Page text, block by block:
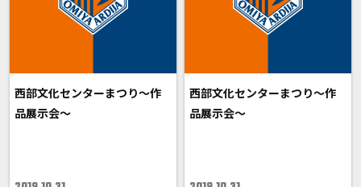
西部文化センターまつり～作
品展示会～
西部文化センターまつり～作
品展示会～